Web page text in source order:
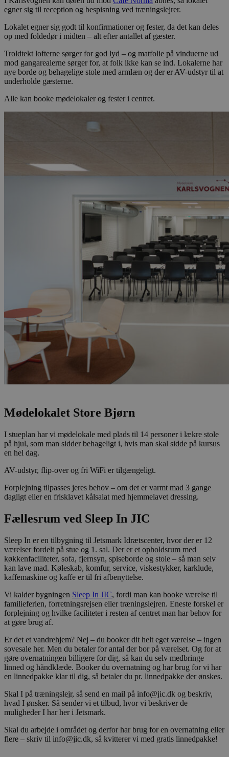
egner sig til reception og bespisning ved træningslejrer.
Lokalet egner sig godt til konfirmationer og fester, da det kan deles
op med foldedør i midten – alt efter antallet af gæster.
Troldtekt lofterne sørger for god lyd – og matfolie på vinduerne ud
mod gangarealerne sørger for, at folk ikke kan se ind. Lokalerne har
nye borde og behagelige stole med armlæn og der er AV-udstyr til at
underholde gæsterne.
Alle kan booke mødelokaler og fester i centret.
Mødelokalet Store Bjørn
I stueplan har vi mødelokale med plads til 14 personer i lækre stole
på hjul, som man sidder behageligt i, hvis man skal sidde på kursus
en hel dag.
AV-udstyr, flip-over og fri WiFi er tilgængeligt.
Forplejning tilpasses jeres behov – om det er varmt mad 3 gange
dagligt eller en frisklavet kålsalat med hjemmelavet dressing.
Fællesrum ved Sleep In JIC
Sleep In er en tilbygning til Jetsmark Idrætscenter, hvor der er 12
værelser fordelt på stue og 1. sal. Der er et opholdsrum med
køkkenfaciliteter, sofa, fjernsyn, spiseborde og stole – så man selv
kan lave mad. Køleskab, komfur, service, viskestykker, karklude,
kaffemaskine og kaffe er til fri afbenyttelse.
Vi kalder bygningen Sleep In JIC, fordi man kan booke værelse til
familieferien, forretningsrejsen eller træningslejren. Eneste forskel er
forplejning og hvilke faciliteter i resten af centret man har behov for
at gøre brug af.
Er det et vandrehjem? Nej – du booker dit helt eget værelse – ingen
sovesale her. Men du betaler for antal der bor på værelset. Og for at
gøre overnatningen billigere for dig, så kan du selv medbringe
linned og håndklæde. Booker du overnatning og har brug for vi har
en linnedpakke klar til dig, så betaler du pr. linnedpakke der ønskes.
Skal I på træningslejr, så send en mail på info@jic.dk og beskriv,
hvad I ønsker. Så sender vi et tilbud, hvor vi beskriver de
muligheder I har her i Jetsmark.
Skal du arbejde i området og derfor har brug for en overnatning eller
flere – skriv til info@jic.dk, så kvitterer vi med gratis linnedpakke!